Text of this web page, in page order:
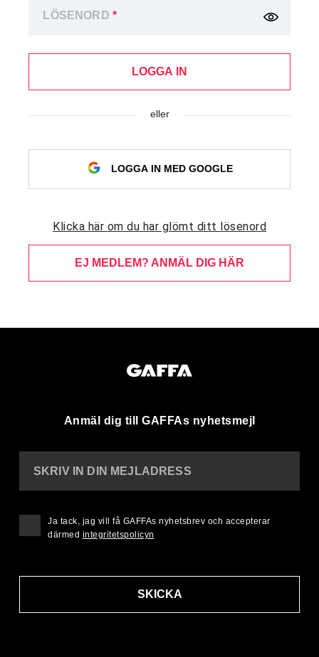
LÖSENORD *
LOGGA IN
eller
LOGGA IN MED GOOGLE
Klicka här om du har glömt ditt lösenord
EJ MEDLEM? ANMÄL DIG HÄR
Anmäl dig till GAFFAs nyhetsmejl
SKRIV IN DIN MEJLADRESS
SKICKA
Ja tack, jag vill få GAFFAs nyhetsbrev och accepterar
därmed integritetspolicyn